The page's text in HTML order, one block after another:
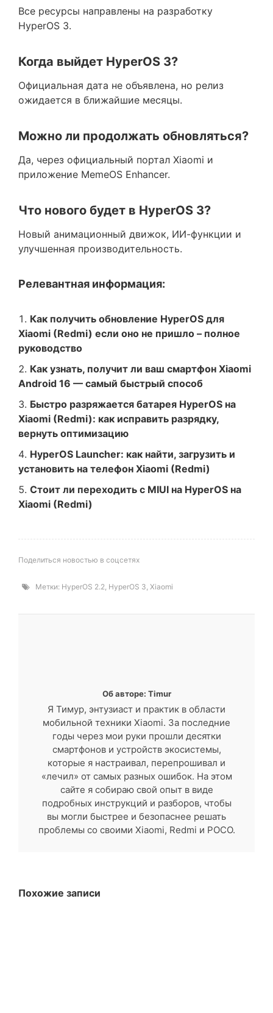
Все ресурсы направлены на разработку
HyperOS 3.
Когда выйдет HyperOS 3?
Официальная дата не объявлена, но релиз
ожидается в ближайшие месяцы.
Можно ли продолжать обновляться?
Да, через официальный портал Xiaomi и
приложение MemeOS Enhancer.
Что нового будет в HyperOS 3?
Новый анимационный движок, ИИ-функции и
улучшенная производительность.
Релевантная информация:
Как получить обновление HyperOS для
Xiaomi (Redmi) если оно не пришло – полное
руководство
Как узнать, получит ли ваш смартфон Xiaomi
Android 16 — самый быстрый способ
Быстро разряжается батарея HyperOS на
Xiaomi (Redmi): как исправить разрядку,
вернуть оптимизацию
HyperOS Launcher: как найти, загрузить и
установить на телефон Xiaomi (Redmi)
Стоит ли переходить с MIUI на HyperOS на
Xiaomi (Redmi)
Поделиться новостью в соцсетях
Метки: HyperOS 2.2, HyperOS 3, Xiaomi
Об авторе: Timur
Я Тимур, энтузиаст и практик в области
мобильной техники Xiaomi. За последние
годы через мои руки прошли десятки
смартфонов и устройств экосистемы,
которые я настраивал, перепрошивал и
«лечил» от самых разных ошибок. На этом
сайте я собираю свой опыт в виде
подробных инструкций и разборов, чтобы
вы могли быстрее и безопаснее решать
проблемы со своими Xiaomi, Redmi и POCO.
Похожие записи